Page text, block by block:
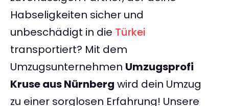
Habseligkeiten sicher und
unbeschädigt in die Türkei
transportiert? Mit dem
Umzugsunternehmen Umzugsprofi
Kruse aus Nürnberg wird dein Umzug
zu einer sorglosen Erfahrung! Unsere